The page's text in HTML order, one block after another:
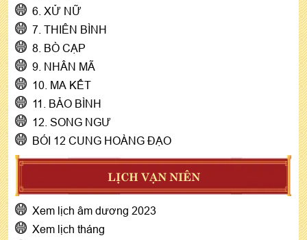
6. XỬ NỮ
7. THIÊN BÌNH
8. BÒ CẠP
9. NHÂN MÃ
10. MA KẾT
11. BẢO BÌNH
12. SONG NGƯ
BÓI 12 CUNG HOÀNG ĐẠO
LỊCH VẠN NIÊN
Xem lịch âm dương 2023
Xem lịch tháng